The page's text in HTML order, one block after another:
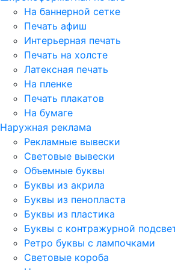
На баннерной сетке
Печать афиш
Интерьерная печать
Печать на холсте
Латексная печать
На пленке
Печать плакатов
На бумаге
Наружная реклама
Рекламные вывески
Световые вывески
Объемные буквы
Буквы из акрила
Буквы из пенопласта
Буквы из пластика
Буквы с контражурной
Ретро буквы с лампочками
Световые короба